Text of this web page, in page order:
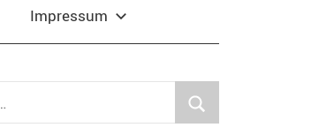
Impressum